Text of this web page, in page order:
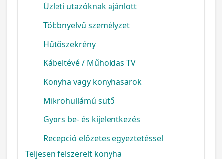
Üzleti utazóknak ajánlott
Többnyelvű személyzet
Hűtőszekrény
Kábeltévé / Műholdas TV
Konyha vagy konyhasarok
Mikrohullámú sütő
Gyors be- és kijelentkezés
Recepció előzetes egyeztetéssel
Teljesen felszerelt konyha